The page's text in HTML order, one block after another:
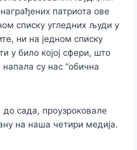
патриота ове
списку угледних људи у
ни на једном списку
у било којој сфери, што
су нас “обична
до сада, проузроковале
на наша четири медија.